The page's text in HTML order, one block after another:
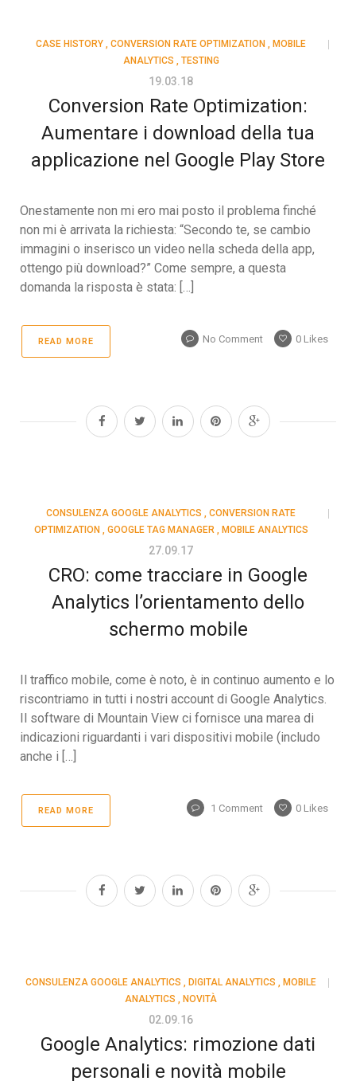
CASE HISTORY , CONVERSION RATE OPTIMIZATION , MOBILE
ANALYTICS , TESTING
19.03.18
Conversion Rate Optimization:
Aumentare i download della tua
applicazione nel Google Play Store
Onestamente non mi ero mai posto il problema finché
non mi è arrivata la richiesta: “Secondo te, se cambio
immagini o inserisco un video nella scheda della app,
ottengo più download?” Come sempre, a questa
domanda la risposta è stata: […]
READ MORE No Comment 0 Likes
CONSULENZA GOOGLE ANALYTICS , CONVERSION RATE
OPTIMIZATION , GOOGLE TAG MANAGER, MOBILE ANALYTICS
27.09.17
CRO: come tracciare in Google
Analytics l’orientamento dello
schermo mobile
Il traffico mobile, come è noto, è in continuo aumento e lo
riscontriamo in tutti i nostri account di Google Analytics.
Il software di Mountain View ci fornisce una marea di
indicazioni riguardanti i vari dispositivi mobile (includo
anche i […]
READ MORE 1 Comment 0 Likes
CONSULENZA GOOGLE ANALYTICS , DIGITAL ANALYTICS , MOBILE
ANALYTICS , NOVITÀ
02.09.16
Google Analytics: rimozione dati
personali e novità mobile